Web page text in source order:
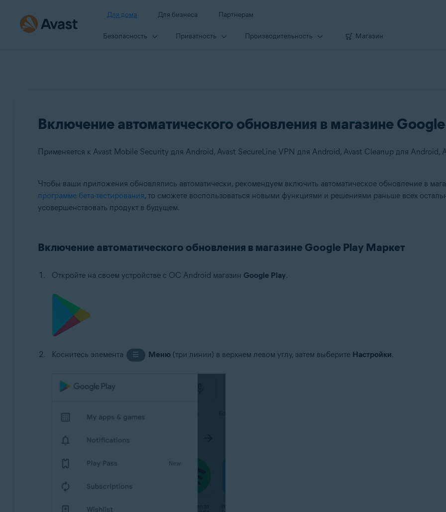
Для дома Для бизнеса Партнерам
Безопасность Приватность Производи­тельность Магазин
Включение автоматического обновления в магазине
Продукты:
Avast Mobile Security 6.x для Android
Avast Passwords 1.x для Android
Операционные системы:
Google Android 5.0 (Lollipop, API 21) и более новые версии (точная версия зависит от продукта)
Чтобы ваши приложения обновлялись автоматически, рекомендуем включить автоматическое обновление в
программе бета-тестирования, то сможете воспользоваться новыми функциями и решениями раньше всех
усовершенствовать продукт в будущем.
Включение автоматического обновления в магазине Google Play Маркет
Откройте на своем устройстве с ОС Android магазин Google Play.
Коснитесь элемента ☰ Меню (три линии) в верхнем левом углу, затем выберите Настройки.